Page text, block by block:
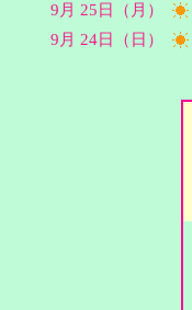
9月 25日（月）
9月 24日（日）